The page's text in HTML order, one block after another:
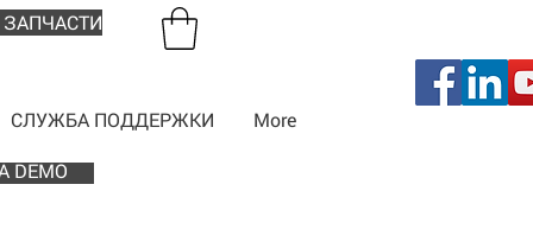
СЛУЖБА ПОДДЕРЖКИ More
DEMO